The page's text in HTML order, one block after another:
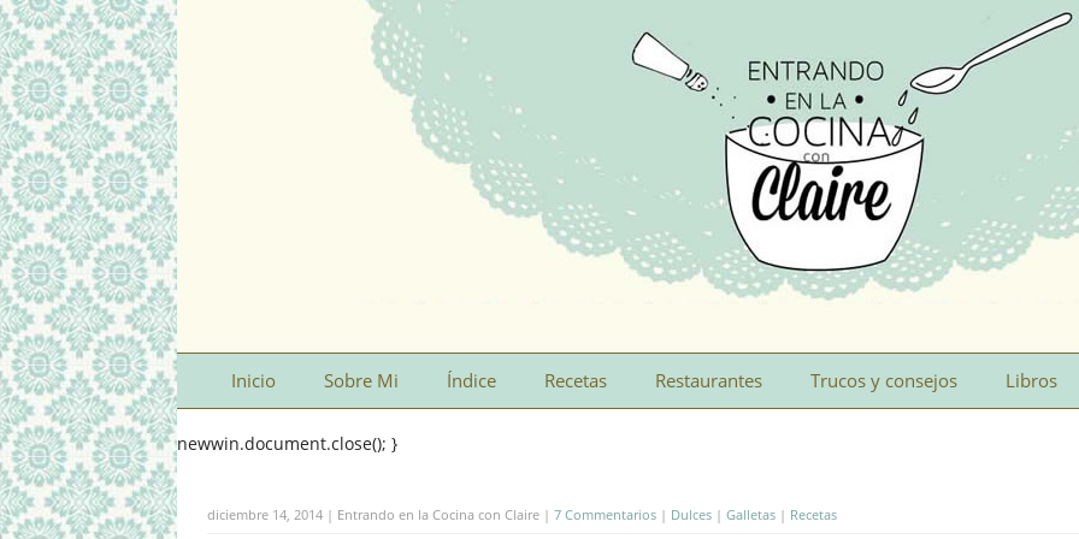
Inicio Sobre Mi Índice Recetas Restaurantes Trucos y consejos Libros
newwin.document.close(); }
diciembre 14, 2014 | Entrando en la Cocina con Claire | 7 Commentarios | Dulces | Galletas | Recetas